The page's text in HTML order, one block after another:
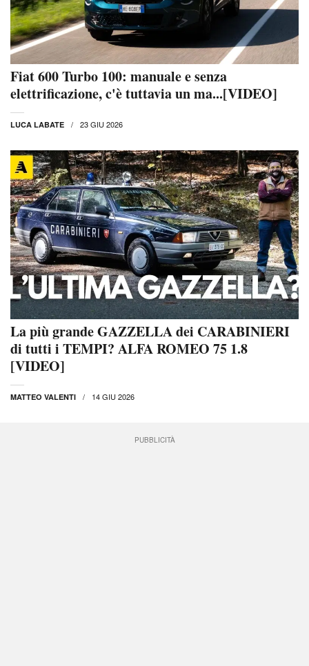
Fiat 600 Turbo 100: manuale e senza
elettrificazione, c'è tuttavia un ma...[VIDEO]
LUCA LABATE 23 GIU 2026
La più grande GAZZELLA dei CARABINIERI
di tutti i TEMPI? ALFA ROMEO 75 1.8
[VIDEO]
MATTEO VALENTI 14 GIU 2026
PUBBLICITÀ